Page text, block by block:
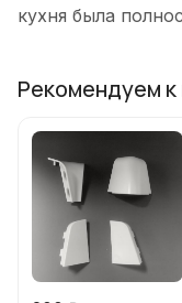
кухня была
Рекомендуем к